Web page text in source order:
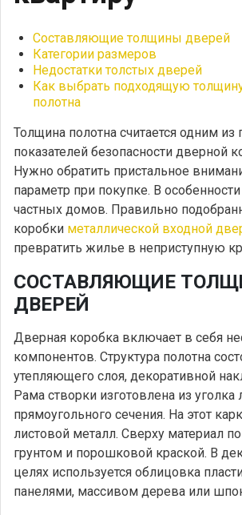
Составляющие толщины дверей
Категории размеров
Недостатки толстых дверей
Как выбрать подходящую
полотна
Толщина полотна считается одним из
показателей безопасности дверной
Нужно обратить пристальное
параметр при покупке. В особенности
частных домов. Правильно
коробки металлической входной
превратить жилье в неприступную
СОСТАВЛЯЮЩИЕ
ДВЕРЕЙ
Дверная коробка включает в себя
компонентов. Структура полотна
утепляющего слоя, декоративной
Рама створки изготовлена из уголка
прямоугольного сечения. На этот
листовой металл. Сверху материал
грунтом и порошковой краской. В
целях используется облицовка
панелями, массивом дерева или